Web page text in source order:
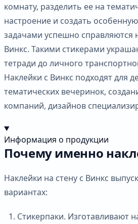
комнату, разделить ее на
настроение и создать
задачами успешно справляются
Винкс. Такими стикерами
тетради до личного
Наклейки с Винкс подходят для
тематических вечеринок,
компаний, дизайнов
Информация о продукции
Почему именно
Наклейки на стену с Винкс
вариантах:
Стикерпаки. Изготавливают